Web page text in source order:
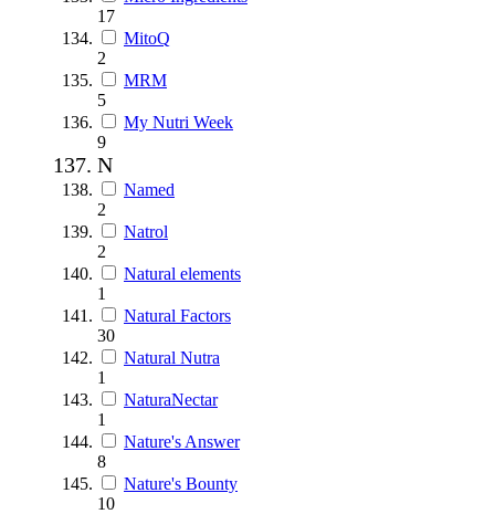
17
MitoQ
2
MRM
5
My Nutri Week
9
N
Named
2
Natrol
2
Natural elements
1
Natural Factors
30
Natural Nutra
1
NaturaNectar
1
Nature's Answer
8
Nature's Bounty
10